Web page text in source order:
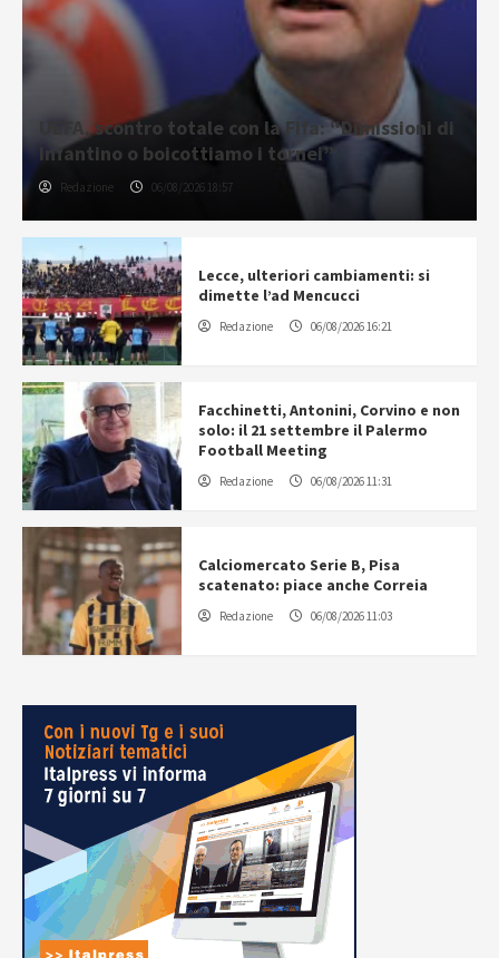
UEFA, scontro totale con la Fifa: “Dimissioni di
Infantino o boicottiamo i tornei”
Redazione 06/08/2026 18:57
Lecce, ulteriori cambiamenti: si
dimette l’ad Mencucci
Redazione 06/08/2026 16:21
Facchinetti, Antonini, Corvino e non
solo: il 21 settembre il Palermo
Football Meeting
Redazione 06/08/2026 11:31
Calciomercato Serie B, Pisa
scatenato: piace anche Correia
Redazione 06/08/2026 11:03